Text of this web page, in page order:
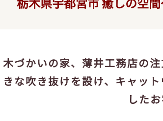
木づかいの家、薄井工務店の
きな吹き抜けを設け、キャッ
した